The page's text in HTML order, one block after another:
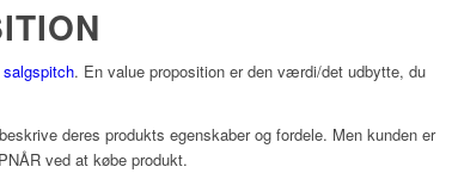
salgspitch. En value proposition er den værdi/det udbytte, du
deres produkts egenskaber og fordele. Men kunden er
ved at købe produkt.